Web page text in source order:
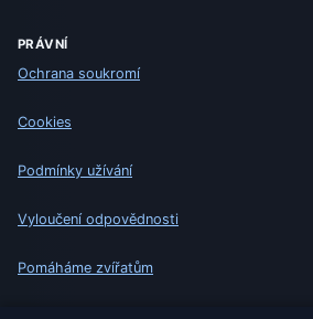
PRÁVNÍ
Ochrana soukromí
Cookies
Podmínky užívání
Vyloučení odpovědnosti
Pomáháme zvířatům